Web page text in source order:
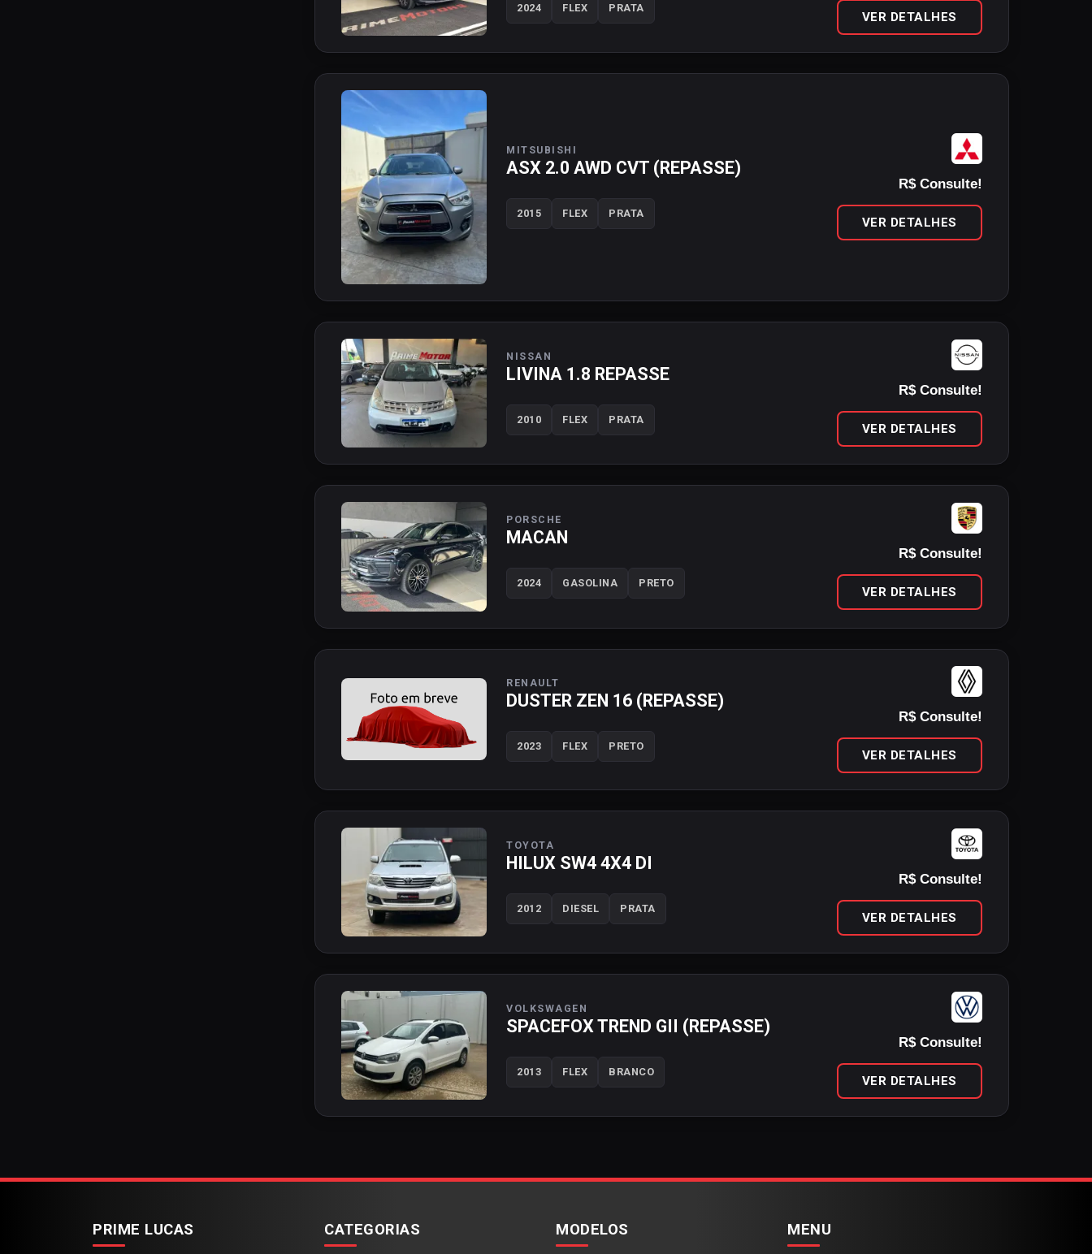
2024 FLEX PRATA
VER DETALHES
MITSUBISHI
ASX 2.0 AWD CVT (REPASSE)
2015 FLEX PRATA
R$ Consulte!
VER DETALHES
NISSAN
LIVINA 1.8 REPASSE
2010 FLEX PRATA
R$ Consulte!
VER DETALHES
PORSCHE
MACAN
2024 GASOLINA PRETO
R$ Consulte!
VER DETALHES
RENAULT
DUSTER ZEN 16 (REPASSE)
2023 FLEX PRETO
R$ Consulte!
VER DETALHES
TOYOTA
HILUX SW4 4X4 DI
2012 DIESEL PRATA
R$ Consulte!
VER DETALHES
VOLKSWAGEN
SPACEFOX TREND GII (REPASSE)
2013 FLEX BRANCO
R$ Consulte!
VER DETALHES
PRIME LUCAS CATEGORIAS MODELOS MENU